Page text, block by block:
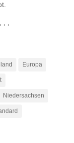
. .
Europa
Niedersachsen